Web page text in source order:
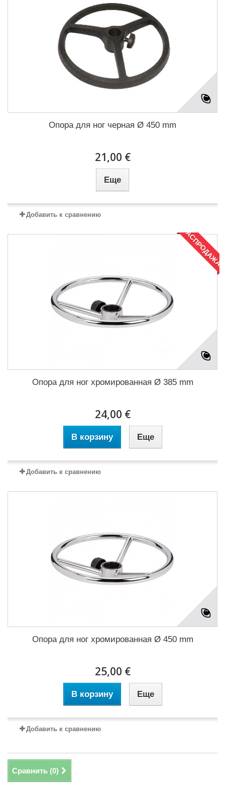
Опора для ног черная Ø 450 mm
21,00 €
Еще
Добавить к сравнению
РАСПРОДАЖА!
Опора для ног хромированная Ø 385 mm
24,00 €
В корзину Еще
Добавить к сравнению
Опора для ног хромированная Ø 450 mm
25,00 €
В корзину Еще
Добавить к сравнению
Сравнить (0)